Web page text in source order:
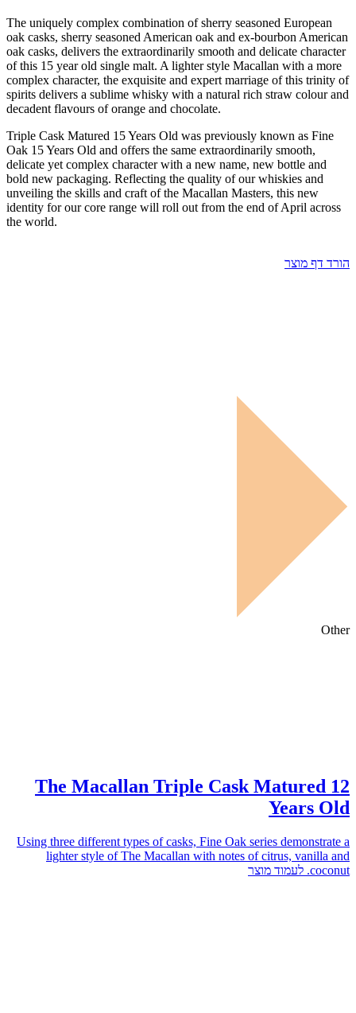
The uniquely complex combination of sherry seasoned European
oak casks, sherry seasoned American oak and ex-bourbon American
oak casks, delivers the extraordinarily smooth and delicate character
of this 15 year old single malt. A lighter style Macallan with a more
complex character, the exquisite and expert marriage of this trinity of
spirits delivers a sublime whisky with a natural rich straw colour and
decadent flavours of orange and chocolate.
Triple Cask Matured 15 Years Old was previously known as Fine
Oak 15 Years Old and offers the same extraordinarily smooth,
delicate yet complex character with a new name, new bottle and
bold new packaging. Reflecting the quality of our whiskies and
unveiling the skills and craft of the Macallan Masters, this new
identity for our core range will roll out from the end of April across
the world.
הורד דף מוצר
Other
The Macallan Triple Cask Matured 12
Years Old
Using three different types of casks, Fine Oak series demonstrate a
lighter style of The Macallan with notes of citrus, vanilla and
coconut. לעמוד מוצר